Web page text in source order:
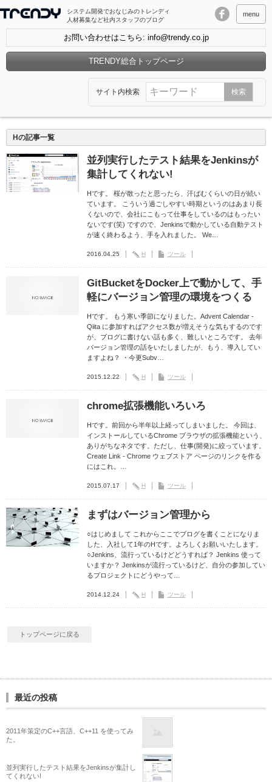
システム開発でおなじみのトレンディ
人材募集など社内スタッフのブログ
お問い合わせはこちら: info@trendy.co.jp
TRENDY総合トップページ
サイト内検索
menu
Hの記事一覧
並列実行したテスト結果をJenkinsが
集計してくれない!
Hです。 桜が散ったと思ったら、汗ばむくらいの日が続い
ています。 こういう過ごしやすい時期というのはあまり長
くないので、会社にこもって仕事をしているのはもったい
ないです(笑) ですので、Jenkinsで動かしている自動テスト
が速く終わるよう、手を入れました。 We…
2016.04.25 H ツール
GitBucketをDocker上で動かして、手
軽にバージョン管理の環境をつくる
Hです。 もう寒い季節になりました。Advent Calendar -
Qiita に参加すればアクセス数が増えそうな気もするのです
が、ブログに書けない話も多く、難しいところです。 去年
バージョン管理の話をいたしましたが、もう、導入してい
ますよね？ ・今更Subv…
2015.12.22 H ツール
chrome拡張機能いろいろ
Hです。前回から半年以上経ってしまいました。 今回は、
インストールしているChrome ブラウザの拡張機能という、
ありがちなネタです。ただし、仕事(開発)に絞っています。
Create Link - Chrome ウェブストア ページのリンクを作る
にはこれ。…
2015.07.17 H ツール
まずはバージョン管理から
○はじめまして これからここでブログを書くことになりま
した、入社して1年のHです。よろしくお願いいたします。
○Jenkins、流行っているけどどうすれば？ Jenkins 使って
いますか？ Jenkinsが流行っているけど、自分の参加してい
るプロジェクトにどうやって…
2014.12.24 H ツール
トップページに戻る
最近の投稿
2011年策定のC++言語、C++11 を使ってみ
た。
並列実行したテスト結果をJenkinsが集計し
てくれない!